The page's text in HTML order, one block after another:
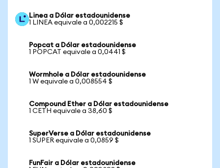
Linea a Dólar estadounidense
1 LINEA equivale a 0,002215 $
Popcat a Dólar estadounidense
1 POPCAT equivale a 0,0441 $
Wormhole a Dólar estadounidense
1 W equivale a 0,008554 $
Compound Ether a Dólar estadounidense
1 CETH equivale a 38,60 $
SuperVerse a Dólar estadounidense
1 SUPER equivale a 0,0859 $
FunFair a Dólar estadounidense